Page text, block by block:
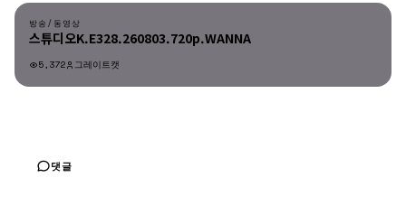
방송/동영상
스튜디오K.E328.260803.720p.WANNA
5,372 그레이트캣
댓글